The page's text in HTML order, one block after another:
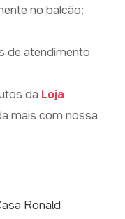
no balcão;
de atendimento
da Loja
mais com nossa
Ronald